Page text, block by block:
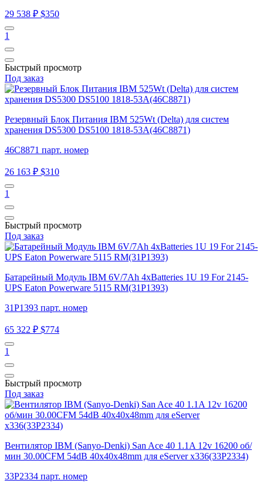
29 538 ₽ $350
1
Быстрый просмотр
Под заказ
Резервный Блок Питания IBM 525Wt (Delta) для систем
хранения DS5300 DS5100 1818-53A(46C8871)
46C8871 парт. номер
26 163 ₽ $310
1
Быстрый просмотр
Под заказ
Батарейный Модуль IBM 6V/7Ah 4xBatteries 1U 19 For 2145-
UPS Eaton Powerware 5115 RM(31P1393)
31P1393 парт. номер
65 322 ₽ $774
1
Быстрый просмотр
Под заказ
Вентилятор IBM (Sanyo-Denki) San Ace 40 1.1A 12v 16200 об/
мин 30.00CFM 54dB 40x40x48mm для eServer x336(33P2334)
33P2334 парт. номер